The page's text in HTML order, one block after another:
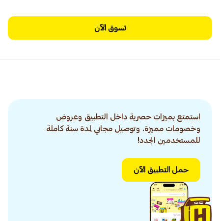
تسوق الآن
استمتع بميزات حصرية داخل التطبيق وعروض
وخصومات مميزة. وتوصيل مجاني لمدة سنة كاملة
للمستخدمين الجدد!
حمل التطبيق الآن